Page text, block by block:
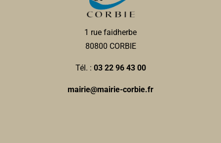
1 rue faidherbe
80800 CORBIE
Tél. : 03 22 96 43 00
mairie@mairie-corbie.fr